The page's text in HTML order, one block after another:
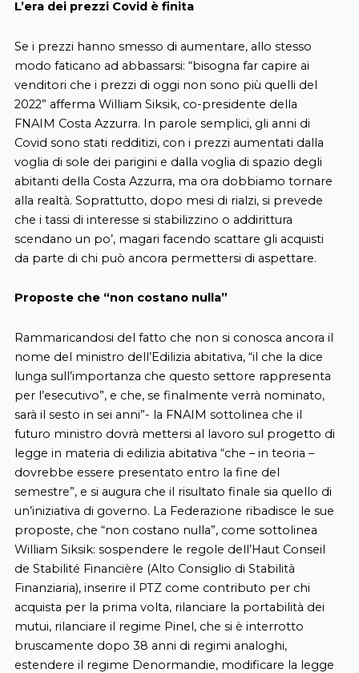
L’era dei prezzi Covid è finita
Se i prezzi hanno smesso di aumentare, allo stesso
modo faticano ad abbassarsi: “bisogna far capire ai
venditori che i prezzi di oggi non sono più quelli del
2022” afferma William Siksik, co-presidente della
FNAIM Costa Azzurra. In parole semplici, gli anni di
Covid sono stati redditizi, con i prezzi aumentati dalla
voglia di sole dei parigini e dalla voglia di spazio degli
abitanti della Costa Azzurra, ma ora dobbiamo tornare
alla realtà. Soprattutto, dopo mesi di rialzi, si prevede
che i tassi di interesse si stabilizzino o addirittura
scendano un po’, magari facendo scattare gli acquisti
da parte di chi può ancora permettersi di aspettare.
Proposte che “non costano nulla”
Rammaricandosi del fatto che non si conosca ancora il
nome del ministro dell’Edilizia abitativa, “il che la dice
lunga sull’importanza che questo settore rappresenta
per l’esecutivo”, e che, se finalmente verrà nominato,
sarà il sesto in sei anni”- la FNAIM sottolinea che il
futuro ministro dovrà mettersi al lavoro sul progetto di
legge in materia di edilizia abitativa “che – in teoria –
dovrebbe essere presentato entro la fine del
semestre”, e si augura che il risultato finale sia quello di
un’iniziativa di governo. La Federazione ribadisce le sue
proposte, che “non costano nulla”, come sottolinea
William Siksik: sospendere le regole dell’Haut Conseil
de Stabilité Financière (Alto Consiglio di Stabilità
Finanziaria), inserire il PTZ come contributo per chi
acquista per la prima volta, rilanciare la portabilità dei
mutui, rilanciare il regime Pinel, che si è interrotto
bruscamente dopo 38 anni di regimi analoghi,
estendere il regime Denormandie, modificare la legge